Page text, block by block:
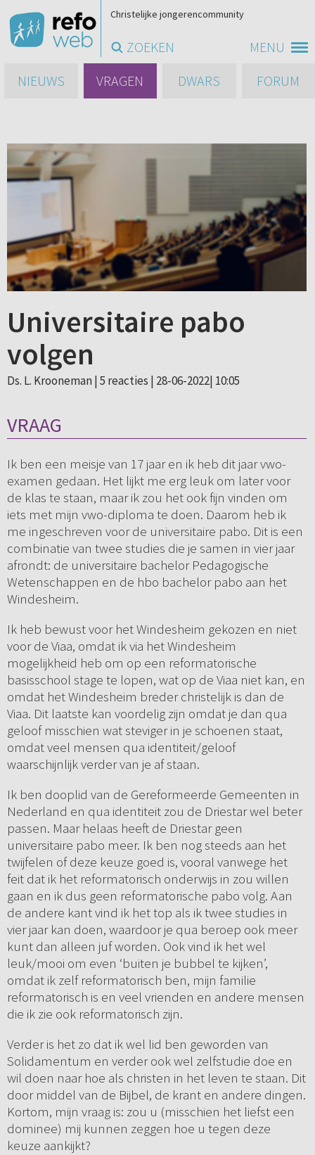
MENU
Christelijke jongerencommunity
ZOEKEN
NIEUWS
VRAGEN DWARS FORUM
Universitaire pabo
volgen
Ds. L. Krooneman | 5 reacties | 28-06-2022| 10:05
VRAAG
Ik ben een meisje van 17 jaar en ik heb dit jaar vwo-
examen gedaan. Het lijkt me erg leuk om later voor
de klas te staan, maar ik zou het ook fijn vinden om
iets met mijn vwo-diploma te doen. Daarom heb ik
me ingeschreven voor de universitaire pabo. Dit is een
combinatie van twee studies die je samen in vier jaar
afrondt: de universitaire bachelor Pedagogische
Wetenschappen en de hbo bachelor pabo aan het
Windesheim.
Ik heb bewust voor het Windesheim gekozen en niet
voor de Viaa, omdat ik via het Windesheim
mogelijkheid heb om op een reformatorische
basisschool stage te lopen, wat op de Viaa niet kan, en
omdat het Windesheim breder christelijk is dan de
Viaa. Dit laatste kan voordelig zijn omdat je dan qua
geloof misschien wat steviger in je schoenen staat,
omdat veel mensen qua identiteit/geloof
waarschijnlijk verder van je af staan.
Ik ben dooplid van de Gereformeerde Gemeenten in
Nederland en qua identiteit zou de Driestar wel beter
passen. Maar helaas heeft de Driestar geen
universitaire pabo meer. Ik ben nog steeds aan het
twijfelen of deze keuze goed is, vooral vanwege het
feit dat ik het reformatorisch onderwijs in zou willen
gaan en ik dus geen reformatorische pabo volg. Aan
de andere kant vind ik het top als ik twee studies in
vier jaar kan doen, waardoor je qua beroep ook meer
kunt dan alleen juf worden. Ook vind ik het wel
leuk/mooi om even ‘buiten je bubbel te kijken’,
omdat ik zelf reformatorisch ben, mijn familie
reformatorisch is en veel vrienden en andere mensen
die ik zie ook reformatorisch zijn.
Verder is het zo dat ik wel lid ben geworden van
Solidamentum en verder ook wel zelfstudie doe en
wil doen naar hoe als christen in het leven te staan. Dit
door middel van de Bijbel, de krant en andere dingen.
Kortom, mijn vraag is: zou u (misschien het liefst een
dominee) mij kunnen zeggen hoe u tegen deze
keuze aankijkt?